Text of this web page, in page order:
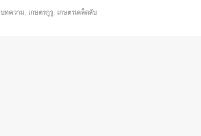
บทความ เกษตรกูรู เกษตรเคล็ดลับ